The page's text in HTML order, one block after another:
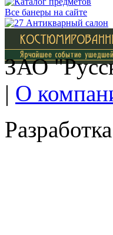
Все банеры на сайте
ЗАО
| О
Разработка